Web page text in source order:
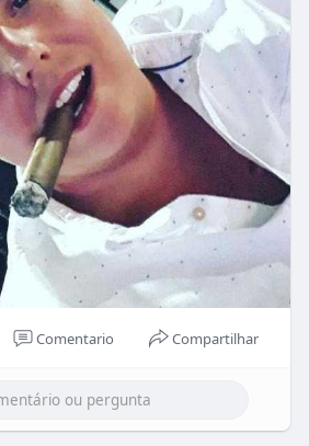
Comentario Compartilhar